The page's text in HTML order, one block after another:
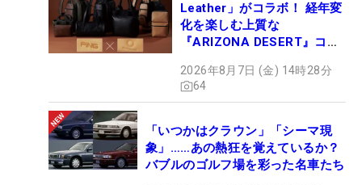
Leather」がコラボ！ 経年変
化を楽しむ上質な
『ARIZONA DESERT』コレ
ュー
2026年8月7日 (金) 14時28分
64
「いつかはクラウン」「シーマ現
象」……あの熱狂を覚えているか？
バブルのゴルフ場を彩った名車たち